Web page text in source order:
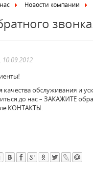
Новости компании
качества обслуживания и
до нас – ЗАКАЖИТЕ
КОНТАКТЫ.